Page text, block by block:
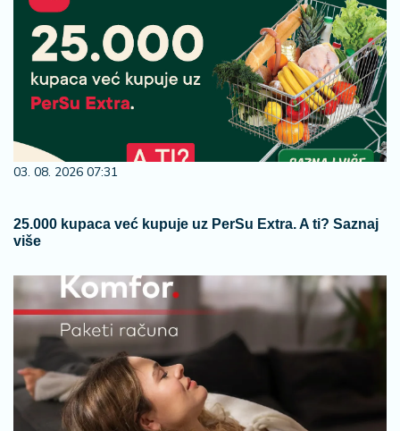
03. 08. 2026 07:31
25.000 kupaca već kupuje uz PerSu Extra. A ti? Saznaj
više